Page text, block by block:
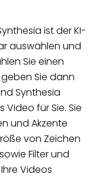
ist der KI-
auswählen und
Sie einen
Sie dann
Synthesia
für Sie. Sie
und Akzente
von Zeichen
Filter und
Videos